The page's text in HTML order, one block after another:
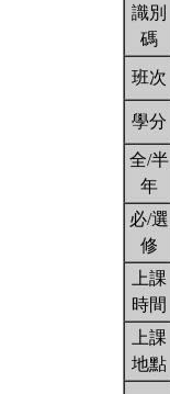
識別
碼
班次
學分
全/半
年
必/選
修
上課
時間
上課
地點